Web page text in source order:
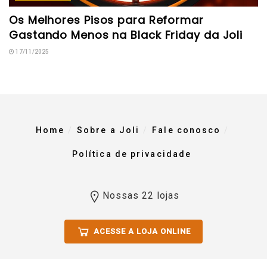
Os Melhores Pisos para Reformar
Gastando Menos na Black Friday da Joli
17/11/2025
Home Sobre a Joli Fale conosco
Política de privacidade
Nossas 22 lojas
ACESSE A LOJA ONLINE